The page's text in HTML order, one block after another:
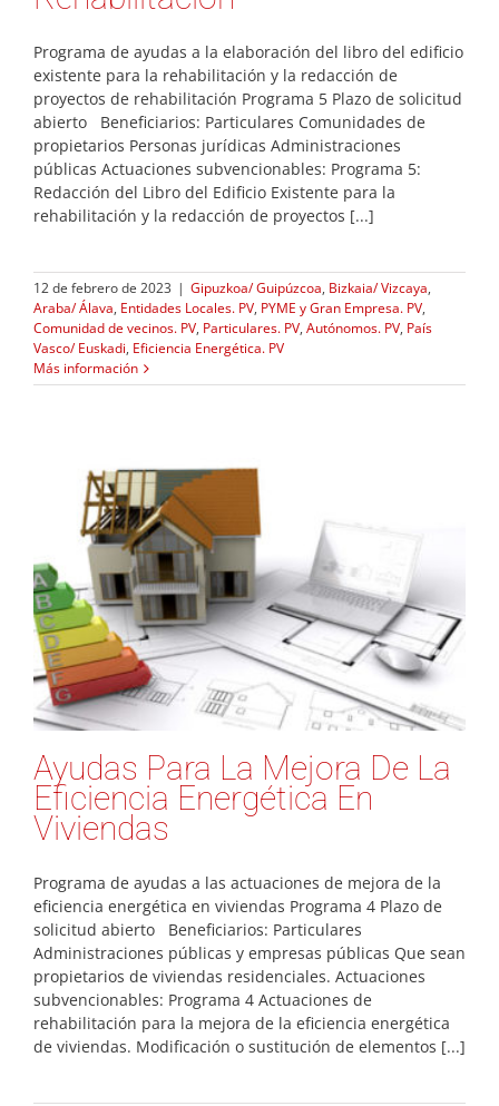
Programa de ayudas a la elaboración del libro del edificio
existente para la rehabilitación y la redacción de
proyectos de rehabilitación Programa 5 Plazo de solicitud
abierto Beneficiarios: Particulares Comunidades de
propietarios Personas jurídicas Administraciones
públicas Actuaciones subvencionables: Programa 5:
Redacción del Libro del Edificio Existente para la
rehabilitación y la redacción de proyectos [...]
12 de febrero de 2023 | Gipuzkoa/ Guipúzcoa, Bizkaia/ Vizcaya,
Araba/ Álava, Entidades Locales. PV, PYME y Gran Empresa. PV,
Comunidad de vecinos. PV, Particulares. PV, Autónomos. PV, País
Vasco/ Euskadi, Eficiencia Energética. PV
Más información
Ayudas Para La Mejora De La
Eficiencia Energética En
Viviendas
Programa de ayudas a las actuaciones de mejora de la
eficiencia energética en viviendas Programa 4 Plazo de
solicitud abierto Beneficiarios: Particulares
Administraciones públicas y empresas públicas Que sean
propietarios de viviendas residenciales. Actuaciones
subvencionables: Programa 4 Actuaciones de
rehabilitación para la mejora de la eficiencia energética
de viviendas. Modificación o sustitución de elementos [...]